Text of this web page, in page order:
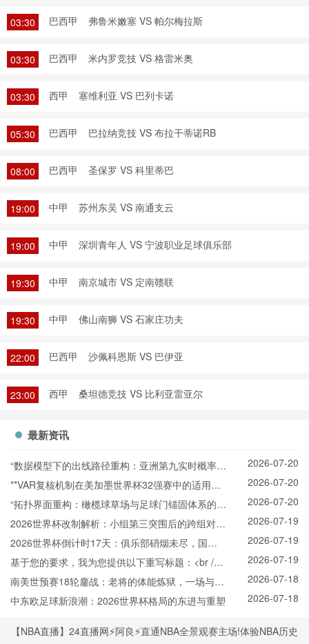
03:30 巴西甲 弗鲁米嫩塞 VS 帕尔梅拉斯
03:30 巴西甲 米内罗竞技 VS 格雷米奥
03:30 西甲 塞维利亚 VS 巴列卡诺
05:30 巴西甲 巴拉纳竞技 VS 布拉干蒂诺RB
08:00 巴西甲 圣保罗 VS 科里蒂巴
19:00 中甲 苏州东吴 VS 南通支云
19:00 中甲 深圳青年人 VS 宁波职业足球俱乐部
19:30 中甲 南京城市 VS 定南赣联
19:30 中甲 佛山南狮 VS 石家庄功夫
22:00 巴西甲 沙佩科恩斯 VS 巴伊亚
23:00 西甲 桑坦德竞技 VS 比利亚雷亚尔
最新资讯
“数据模型下的出线路径重构：亚洲第九实时概率推
演与战术适配”
2026-07-20
**VAR复核机制在美加墨世界杯32强赛中的适用困
境与争议焦点深度解析**
2026-07-20
“拓扑界面重构：橄榄球草场与足球门锚固体系的空
间耦合机制”
2026-07-20
2026世界杯改制解析：小组第三突围后的跨组对战
机制
2026-07-19
2026世界杯倒计时17天：俱乐部硝烟未尽，国家
队已悄然“换阵”新战场
2026-07-19
基于您的要求，我为您提供以下重写标题：<br />
<br /> **2026世界杯北美空域动态协调机制：跨区
航路弹性管理与区域交通网络协同效能分析**
2026-07-19
南美世预赛18轮鏖战：老将的体能炼狱，一场与岁
月的拉锯
2026-07-18
中东欧足球新浪潮：2026世界杯格局的东进与重塑
2026-07-18
【NBA直播】24直播网⚡️阿良⚡️直通NBA全景观赛主场!体验NBA历史